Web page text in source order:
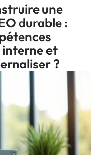
une
durable :
et
?